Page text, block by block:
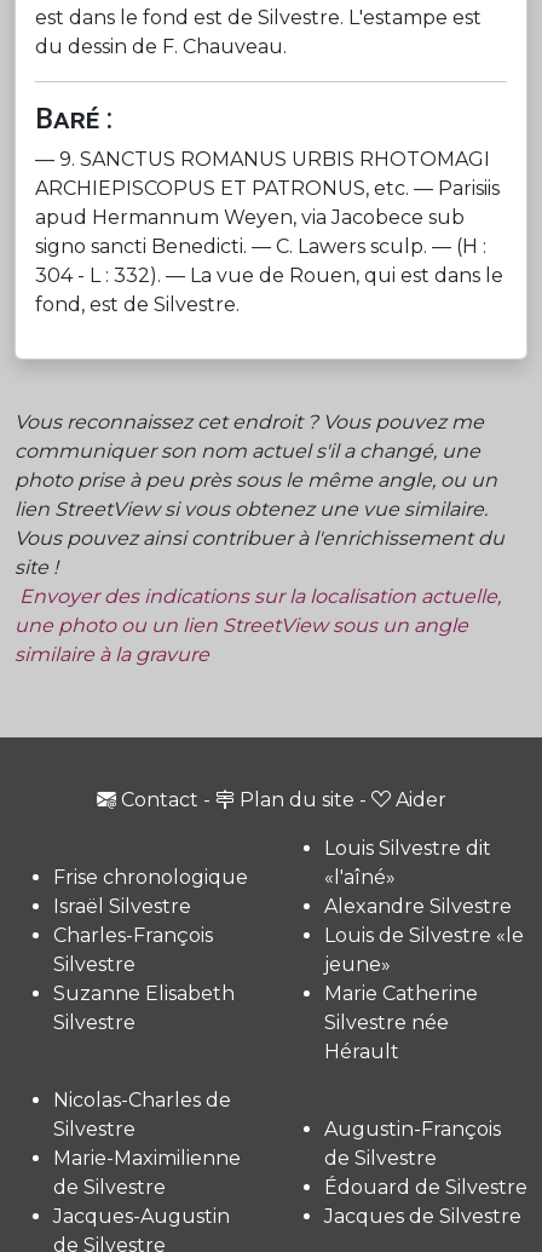
est dans le fond est de Silvestre. L'estampe est
du dessin de F. Chauveau.
Baré :
— 9. SANCTUS ROMANUS URBIS RHOTOMAGI
ARCHIEPISCOPUS ET PATRONUS, etc. — Parisiis
apud Hermannum Weyen, via Jacobece sub
signo sancti Benedicti. — C. Lawers sculp. — (H :
304 - L : 332). — La vue de Rouen, qui est dans le
fond, est de Silvestre.
Vous reconnaissez cet endroit ? Vous pouvez me
communiquer son nom actuel s'il a changé, une
photo prise à peu près sous le même angle, ou un
lien StreetView si vous obtenez une vue similaire.
Vous pouvez ainsi contribuer à l'enrichissement du
site !
Envoyer des indications sur la localisation actuelle,
une photo ou un lien StreetView sous un angle
similaire à la gravure
Contact - Plan du site - Aider
Frise chronologique
Israël Silvestre
Charles-François
Silvestre
Suzanne Elisabeth
Silvestre
Louis Silvestre dit
«l'aîné»
Alexandre Silvestre
Louis de Silvestre «le
jeune»
Marie Catherine
Silvestre née
Hérault
Nicolas-Charles de
Silvestre
Marie-Maximilienne
de Silvestre
Jacques-Augustin
de Silvestre
Augustin-François
de Silvestre
Édouard de Silvestre
Jacques de Silvestre